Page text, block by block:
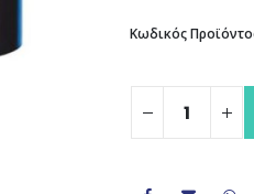
Κωδικός